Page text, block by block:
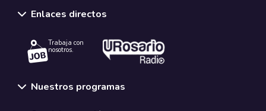
Enlaces directos
Trabaja con
nosotros.
Nuestros programas